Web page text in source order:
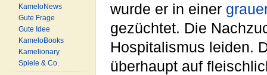
wurde er in einer
gezüchtet. Die
Hospitalismus leiden.
überhaupt auf
KameloNews
Gute Frage
Gute Idee
KameloBooks
Kamelionary
Spiele & Co.